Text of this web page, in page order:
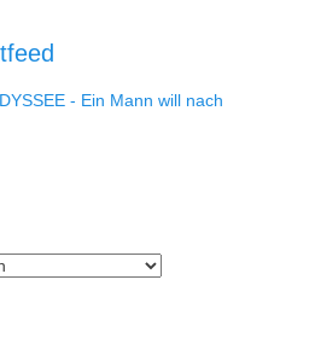
- Ein Mann will nach